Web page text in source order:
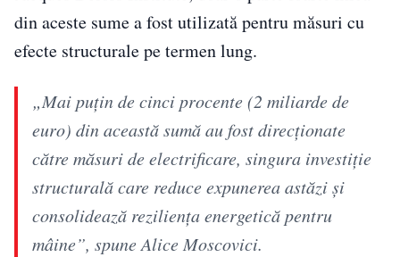
din aceste sume a fost utilizată pentru măsuri cu
efecte structurale pe termen lung.
„Mai puțin de cinci procente (2 miliarde de
euro) din această sumă au fost direcționate
către măsuri de electrificare, singura investiție
structurală care reduce expunerea astăzi și
consolidează reziliența energetică pentru
mâine”, spune Alice Moscovici.